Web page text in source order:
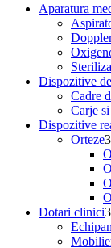
Aparatura
Dispozitive
Cadre
Carje
Dispozitive
Orteze
Dotari clinici3